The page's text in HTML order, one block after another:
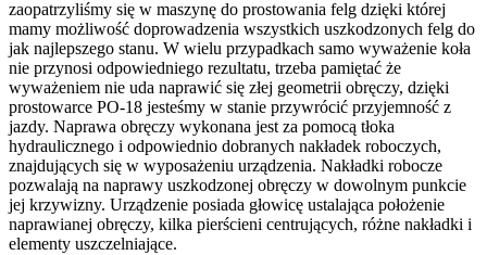
zaopatrzyliśmy się w maszynę do prostowania felg dzięki której
mamy możliwość doprowadzenia wszystkich uszkodzonych felg do
jak najlepszego stanu. W wielu przypadkach samo wyważenie koła
nie przynosi odpowiedniego rezultatu, trzeba pamiętać że
wyważeniem nie uda naprawić się złej geometrii obręczy, dzięki
prostowarce PO-18 jesteśmy w stanie przywrócić przyjemność z
jazdy. Naprawa obręczy wykonana jest za pomocą tłoka
hydraulicznego i odpowiednio dobranych nakładek roboczych,
znajdujących się w wyposażeniu urządzenia. Nakładki robocze
pozwalają na naprawy uszkodzonej obręczy w dowolnym punkcie
jej krzywizny. Urządzenie posiada głowicę ustalająca położenie
naprawianej obręczy, kilka pierścieni centrujących, różne nakładki i
elementy uszczelniające.